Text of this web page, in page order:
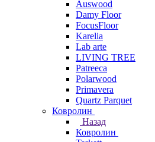
Auswood
Damy Floor
FocusFloor
Karelia
Lab arte
LIVING TREE
Patreeca
Polarwood
Primavera
Quartz Parquet
Ковролин
Назад
Ковролин